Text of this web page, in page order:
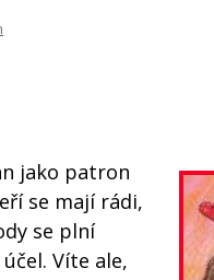
jako patron
se mají rádi,
se plní
Víte ale,